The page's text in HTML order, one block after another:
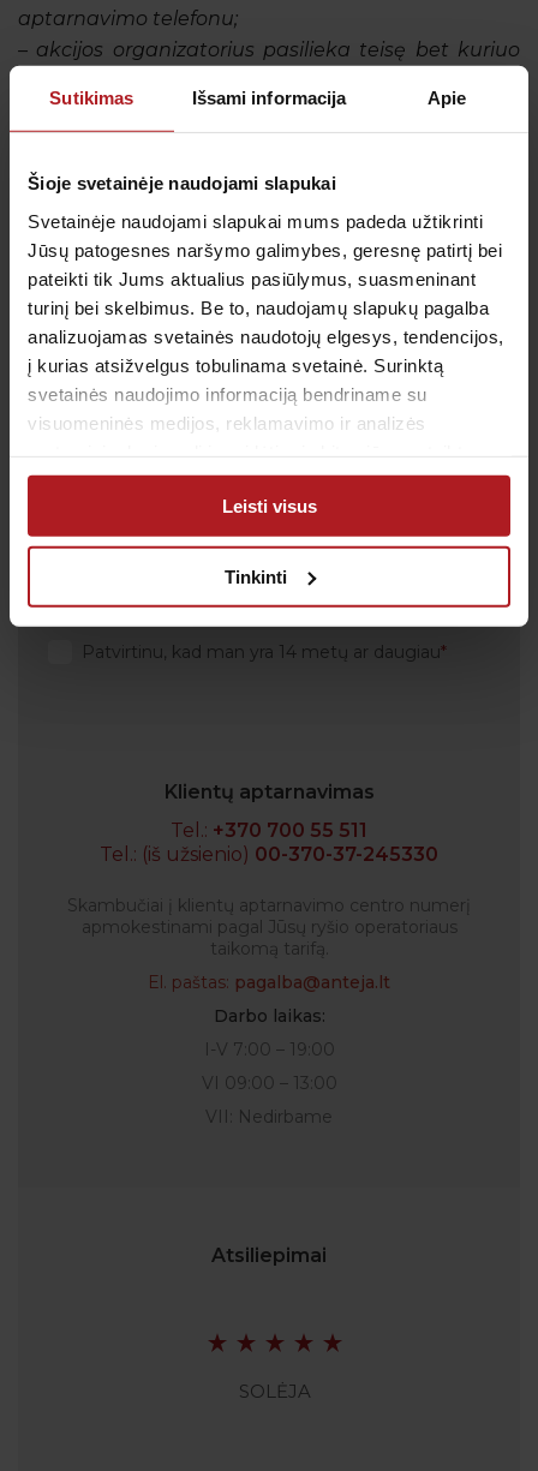
Sutikimas Išsami informacija Apie
Šioje svetainėje naudojami slapukai
Svetainėje naudojami slapukai mums padeda užtikrinti
Jūsų patogesnes naršymo galimybes, geresnę patirtį bei
pateikti tik Jums aktualius pasiūlymus, suasmeninant
turinį bei skelbimus. Be to, naudojamų slapukų pagalba
analizuojamas svetainės naudotojų elgesys, tendencijos,
į kurias atsižvelgus tobulinama svetainė. Surinktą
svetainės naudojimo informaciją bendriname su
visuomeninės medijos, reklamavimo ir analizės
arba naudojant paslaugas surinktos informacijos.
Leisti visus
Tinkinti
aptarnavimo telefonu;
– akcijos organizatorius pasilieka teisę bet kuriuo
Gauk naujienas pirmas
Kas kiek laiko būtina profilaktiškai tikrintis sveikatą?
Kada metas skiepytis nuo gripo? Prenumeruokite
naujienlaiškį, kad svarbiausi priminimai į Jūsų pašto
dėžutę atkeliautų laiku. Sulauksite ne tik naudingos
Sutinku suprivatumo politika
Patvirtinu, kad man yra 14 metų ar daugiau
Klientų aptarnavimas
Tel.: +370 700 55 511
Tel.: (iš užsienio) 00-370-37-245330
Skambučiai į klientų aptarnavimo centro numerį
apmokestinami pagal Jūsų ryšio operatoriaus
taikomą tarifą.
El. paštas: pagalba@anteja.lt
Darbo laikas:
I-V 7:00 – 19:00
VI 09:00 – 13:00
VII: Nedirbame
Atsiliepimai
SOLĖJA